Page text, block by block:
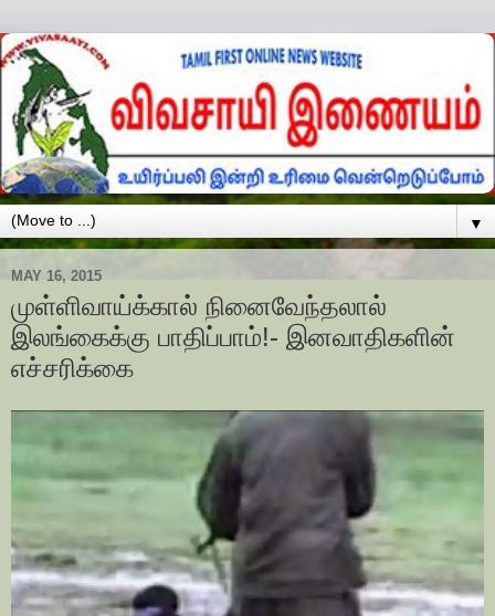
▼
MAY 16, 2015
முள்ளிவாய்க்கால் நினைவேந்தலால்
இலங்கைக்கு பாதிப்பாம்!- இனவாதிகளின்
எச்சரிக்கை